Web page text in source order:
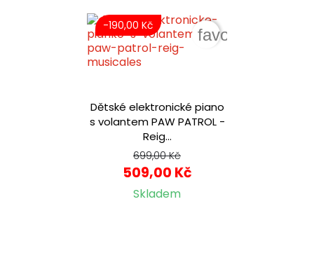
Dětské elektronické piano
s volantem PAW PATROL -
Reig...
699,00 Kč
509,00 Kč
Skladem
-190,00 Kč
favorite_border